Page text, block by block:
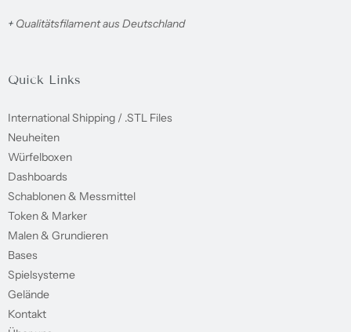
+ Qualitätsfilament aus Deutschland
Quick Links
International Shipping / .STL Files
Neuheiten
Würfelboxen
Dashboards
Schablonen & Messmittel
Token & Marker
Malen & Grundieren
Bases
Spielsysteme
Gelände
Kontakt